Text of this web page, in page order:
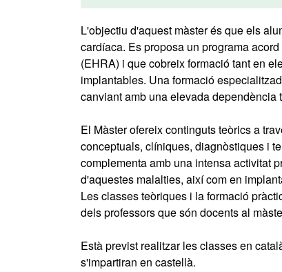
L'objectiu d'aquest màster és que els
cardíaca. Es proposa un programa
(EHRA) i que cobreix formació tant en
implantables. Una formació
canviant amb una elevada
El Màster ofereix continguts teòrics a
conceptuals, clíniques, diagnòstiques i
complementa amb una intensa activitat
d'aquestes malalties, així com en
Les classes teòriques i la formació
dels professors que són docents al
Està previst realitzar les classes en
s'impartiran en castellà.